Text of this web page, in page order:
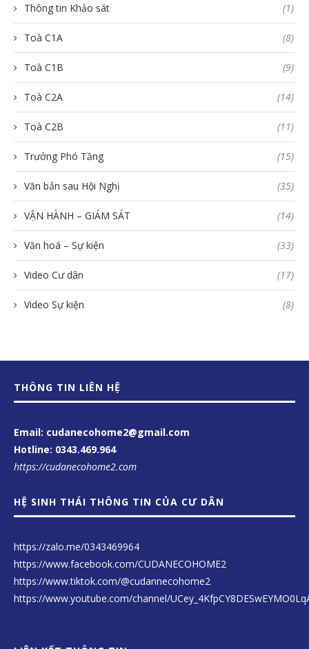
Thông tin Khảo sát (1)
Toà C1A (8)
Toà C1B (9)
Toà C2A (14)
Toà C2B (11)
Trưởng Phó Tầng (15)
Văn bản sau Hội Nghị (35)
VẬN HÀNH – GIÁM SÁT (14)
Văn hoá – Sự kiện (33)
Video Cư dân (17)
Video Sự kiện (8)
THÔNG TIN LIÊN HỆ
Email: cudanecohome2@gmail.com
Hotline: 0343.469.964
https://cudanecohome2.com
HỆ SINH THÁI THÔNG TIN CỦA CƯ DÂN
https://zalo.me/0343469964
https://www.facebook.com/CUDANECOHOME2
https://www.tiktok.com/@cudannecohome2
https://www.youtube.com/channel/